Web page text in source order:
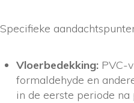
Specifieke
Vloerbedekking: PVC-
formaldehyde en
in de eerste periode na